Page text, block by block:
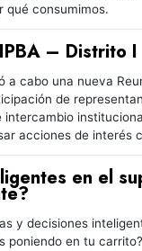
qué consumimos.
– Distrito I
a cabo una nueva
de
acciones de
en el
y decisiones
poniendo en tu